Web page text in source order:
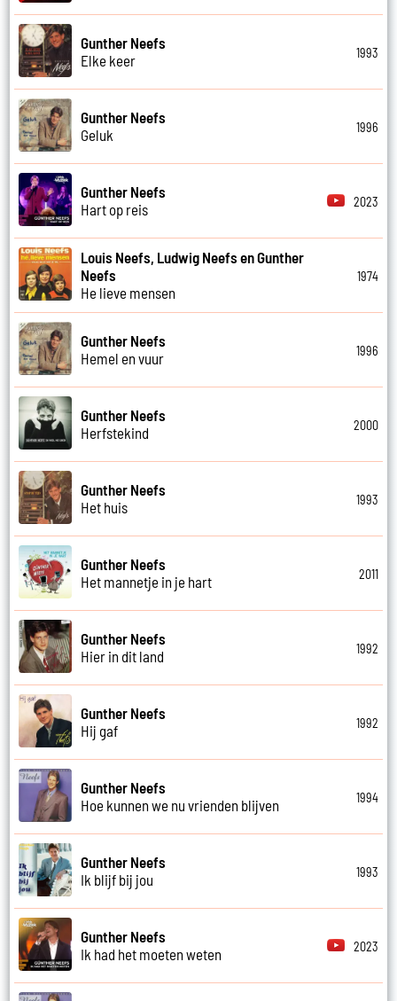
Gunther Neefs
Elke keer
1993
Gunther Neefs
Geluk
1996
Gunther Neefs
Hart op reis
2023
Louis Neefs, Ludwig Neefs en Gunther
Neefs
He lieve mensen
1974
Gunther Neefs
Hemel en vuur
1996
Gunther Neefs
Herfstekind
2000
Gunther Neefs
Het huis
1993
Gunther Neefs
Het mannetje in je hart
2011
Gunther Neefs
Hier in dit land
1992
Gunther Neefs
Hij gaf
1992
Gunther Neefs
Hoe kunnen we nu vrienden blijven
1994
Gunther Neefs
Ik blijf bij jou
1993
Gunther Neefs
Ik had het moeten weten
2023